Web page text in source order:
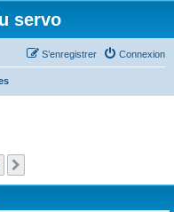
servo
Connexion
S’enregistrer